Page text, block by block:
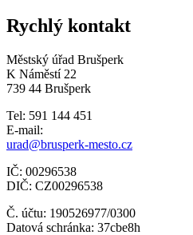
Rychlý kontakt
Městský úřad Brušperk
K Náměstí 22
739 44 Brušperk
Tel: 591 144 451
E-mail:
urad@brusperk-mesto.cz
IČ: 00296538
DIČ: CZ00296538
Č. účtu: 190526977/0300
Datová schránka: 37cbe8h